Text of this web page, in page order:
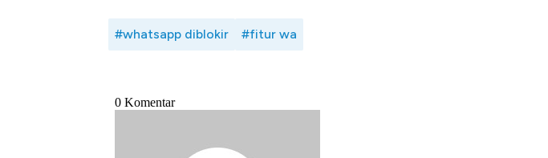
#whatsapp diblokir #fitur wa